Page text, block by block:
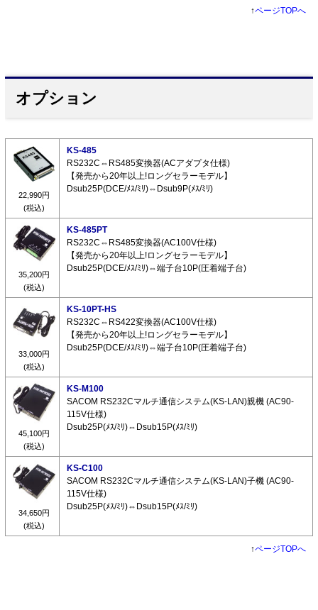
↑ページTOPへ
オプション
22,990円
(税込)
KS-485
RS232C⇔RS485変換器(ACアダプタ仕様)
【発売から20年以上!ロングセラーモデル】
Dsub25P(DCE/ﾒｽ/ﾐﾘ)⇔Dsub9P(ﾒｽ/ﾐﾘ)
35,200円
(税込)
KS-485PT
RS232C⇔RS485変換器(AC100V仕様)
【発売から20年以上!ロングセラーモデル】
Dsub25P(DCE/ﾒｽ/ﾐﾘ)⇔端子台10P(圧着端子台)
33,000円
(税込)
KS-10PT-HS
RS232C⇔RS422変換器(AC100V仕様)
【発売から20年以上!ロングセラーモデル】
Dsub25P(DCE/ﾒｽ/ﾐﾘ)⇔端子台10P(圧着端子台)
45,100円
(税込)
KS-M100
SACOM RS232Cマルチ通信システム(KS-LAN)親機 (AC90-
115V仕様)
Dsub25P(ﾒｽ/ﾐﾘ)⇔Dsub15P(ﾒｽ/ﾐﾘ)
34,650円
(税込)
KS-C100
SACOM RS232Cマルチ通信システム(KS-LAN)子機 (AC90-
115V仕様)
Dsub25P(ﾒｽ/ﾐﾘ)⇔Dsub15P(ﾒｽ/ﾐﾘ)
↑ページTOPへ